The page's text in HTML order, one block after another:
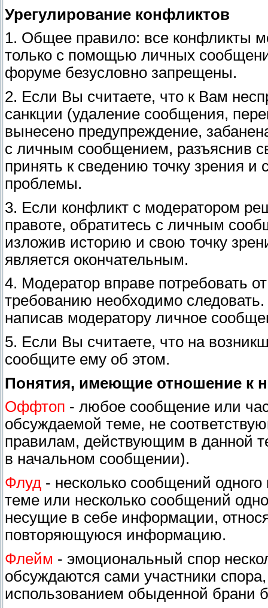
Урегулирование конфликтов
1. Общее правило: все конфликты
только с помощью личных
форуме безусловно запрещены.
2. Если Вы считаете, что к Вам
санкции (удаление сообщения,
вынесено предупреждение,
с личным сообщением, разъяснив
принять к сведению точку зрения
проблемы.
3. Если конфликт с модератором
правоте, обратитесь с личным
изложив историю и свою точку
является окончательным.
4. Модератор вправе потребовать
требованию необходимо
написав модератору личное
5. Если Вы считаете, что на
сообщите ему об этом.
Понятия, имеющие отношение к
Оффтоп - любое сообщение или
обсуждаемой теме, не
правилам, действующим в данной
в начальном сообщении).
Флуд - несколько сообщений
теме или несколько сообщений
несущие в себе информации,
повторяющуюся информацию.
Флейм - эмоциональный спор
обсуждаются сами участники
использованием обыденной брани